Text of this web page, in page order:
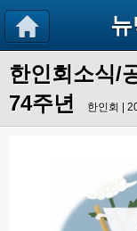
한인회소식/
74주년
한인회 |